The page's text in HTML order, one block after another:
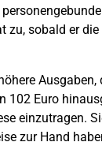
zu, sobald er
Ausgaben,
102 Euro
einzutragen.
zur Hand